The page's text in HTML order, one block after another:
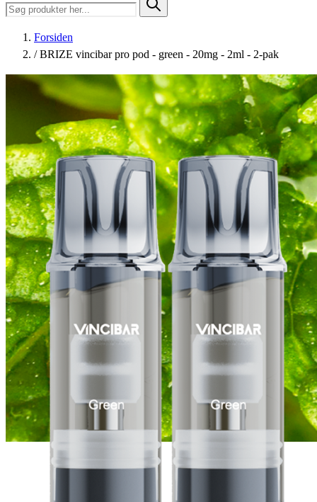
Forsiden
/ BRIZE vincibar pro pod - green - 20mg - 2ml - 2-pak